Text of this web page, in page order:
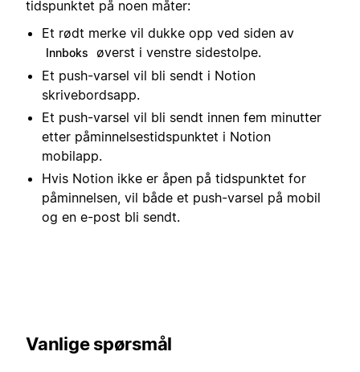
tidspunktet på noen måter:
Et rødt merke vil dukke opp ved siden av
Innboks
øverst i venstre sidestolpe.
Et push-varsel vil bli sendt i Notion
skrivebordsapp.
Et push-varsel vil bli sendt innen fem minutter
etter påminnelsestidspunktet i Notion
mobilapp.
Hvis Notion ikke er åpen på tidspunktet for
påminnelsen, vil både et push-varsel på mobil
og en e-post bli sendt.
Vanlige spørsmål